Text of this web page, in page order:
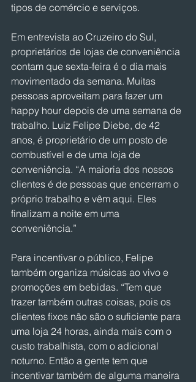
tipos de comércio e serviços.
Em entrevista ao Cruzeiro do Sul,
proprietários de lojas de conveniência
contam que sexta-feira é o dia mais
movimentado da semana. Muitas
pessoas aproveitam para fazer um
happy hour depois de uma semana de
trabalho. Luiz Felipe Diebe, de 42
anos, é proprietário de um posto de
combustível e de uma loja de
conveniência. “A maioria dos nossos
clientes é de pessoas que encerram o
próprio trabalho e vêm aqui. Eles
finalizam a noite em uma
conveniência.”
Para incentivar o público, Felipe
também organiza músicas ao vivo e
promoções em bebidas. “Tem que
trazer também outras coisas, pois os
clientes fixos não são o suficiente para
uma loja 24 horas, ainda mais com o
custo trabalhista, com o adicional
noturno. Então a gente tem que
incentivar também de alguma maneira